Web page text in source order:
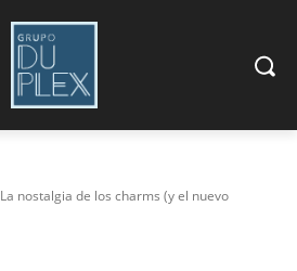
La nostalgia de los charms (y el nuevo